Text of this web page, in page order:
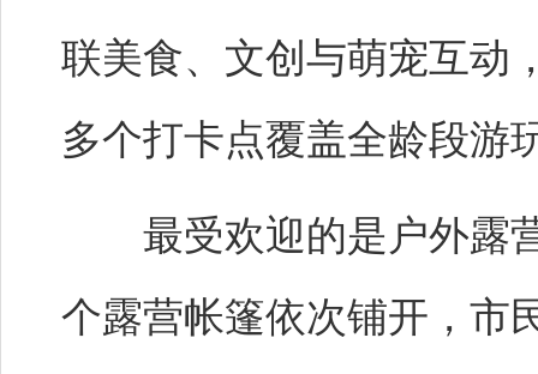
联美食、文创与萌宠互动
多个打卡点覆盖全龄段游
最受欢迎的是户外露营
个露营帐篷依次铺开，市